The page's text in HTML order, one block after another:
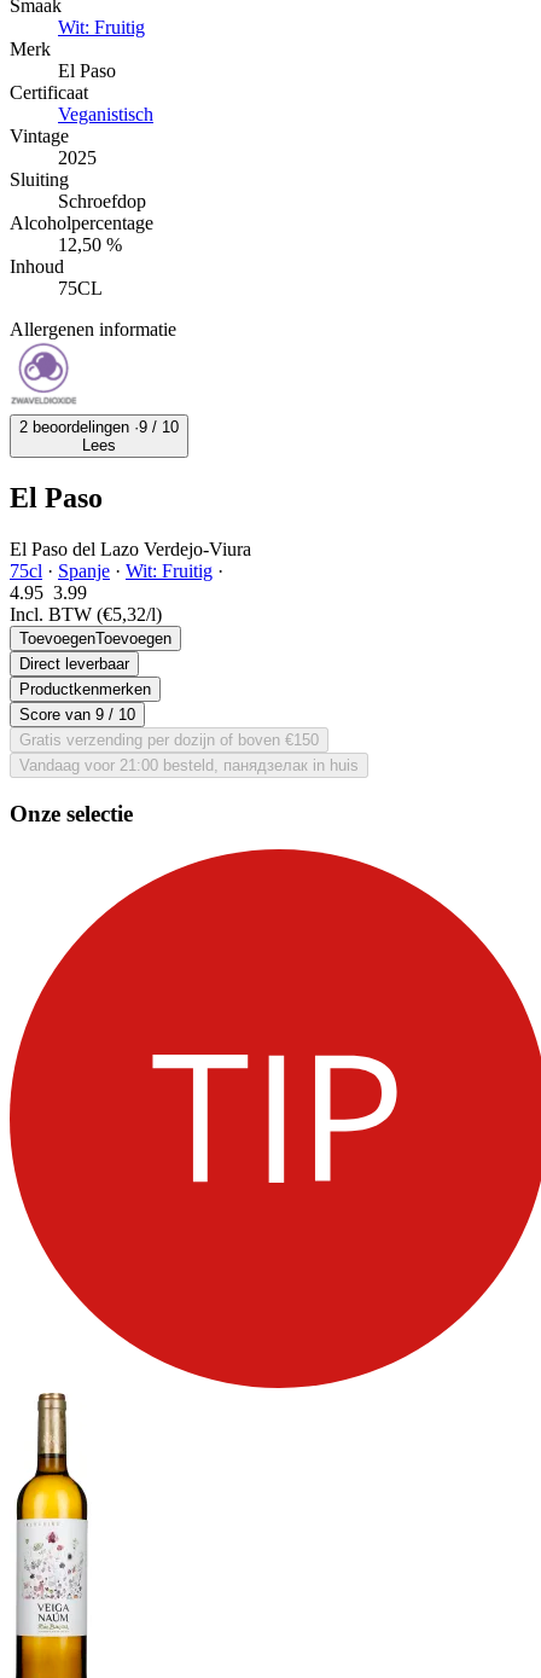
Smaak
Wit: Fruitig
Merk
El Paso
Certificaat
Veganistisch
Vintage
2025
Sluiting
Schroefdop
Alcoholpercentage
12,50 %
Inhoud
75CL
Allergenen informatie
2 beoordelingen ·9 / 10
Lees
El Paso
El Paso del Lazo Verdejo-Viura
75cl · Spanje · Wit: Fruitig ·
4.95 3.99
Incl. BTW (€5,32/l)
ToevoegenToevoegen
Direct leverbaar
Productkenmerken
Score van 9 / 10
Gratis verzending per dozijn of boven €150
Vandaag voor 21:00 besteld, панядзелак in huis
Onze selectie